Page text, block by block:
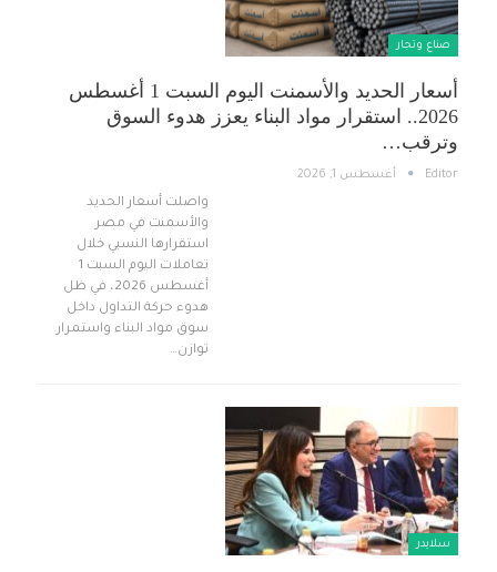
صناع وتجار
أسعار الحديد والأسمنت اليوم السبت 1 أغسطس
2026.. استقرار مواد البناء يعزز هدوء السوق
وترقب…
Editor أغسطس 1, 2026
واصلت أسعار الحديد
والأسمنت في مصر
استقرارها النسبي خلال
تعاملات اليوم السبت 1
أغسطس 2026، في ظل
هدوء حركة التداول داخل
سوق مواد البناء واستمرار
توازن…
سلايدر